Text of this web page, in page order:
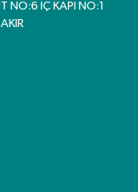
NO:6 İÇ KAPI NO:1